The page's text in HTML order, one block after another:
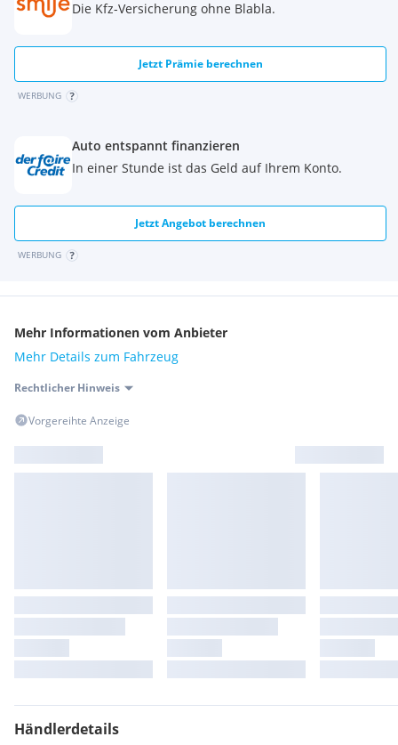
Die Kfz-Versicherung ohne Blabla.
Jetzt Prämie berechnen
WERBUNG
Auto entspannt finanzieren
In einer Stunde ist das Geld auf Ihrem Konto.
Jetzt Angebot berechnen
WERBUNG
Mehr Informationen vom Anbieter
Mehr Details zum Fahrzeug
Rechtlicher Hinweis
Vorgereihte Anzeige
Händlerdetails